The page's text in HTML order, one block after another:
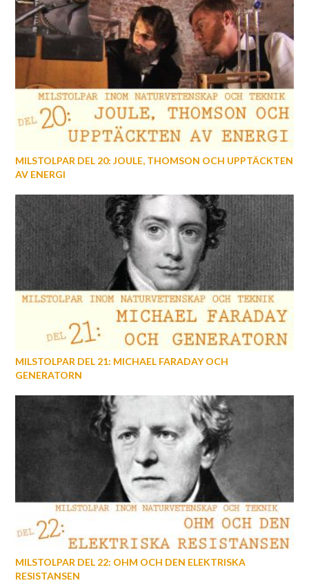
MILSTOLPAR DEL 20: JOULE, THOMSON OCH UPPTÄCKTEN
AV ENERGI
MILSTOLPAR DEL 21: MICHAEL FARADAY OCH
GENERATORN
MILSTOLPAR DEL 22: OHM OCH DEN ELEKTRISKA
RESISTANSEN